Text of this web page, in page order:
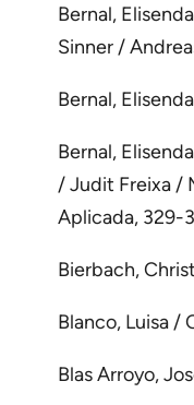
Bernal,
Sinner /
Bernal,
Bernal,
/ Judit Freixa /
Aplicada, 329-
Bierbach,
Blanco, Luisa /
Blas Arroyo,